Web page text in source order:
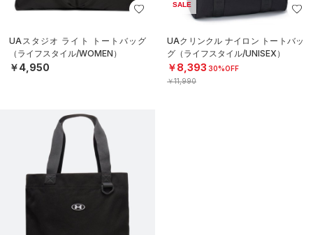
UAスタジオ ライト トートバッグ
（ライフスタイル/WOMEN）
￥4,950
SALE
UAクリンクル ナイロン トートバッ
グ（ライフスタイル/UNISEX）
￥8,393 30%OFF
￥11,990